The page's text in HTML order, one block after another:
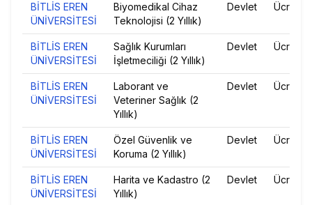
BİTLİS EREN
ÜNİVERSİTESİ
Biyomedikal Cihaz
Teknolojisi (2 Yıllık)
Devlet Ücretsiz
BİTLİS EREN
ÜNİVERSİTESİ
Sağlık Kurumları
İşletmeciliği (2 Yıllık)
Devlet Ücretsiz
BİTLİS EREN
ÜNİVERSİTESİ
Laborant ve
Veteriner Sağlık (2
Yıllık)
Devlet Ücretsiz
BİTLİS EREN
ÜNİVERSİTESİ
Özel Güvenlik ve
Koruma (2 Yıllık)
Devlet Ücretsiz
BİTLİS EREN
ÜNİVERSİTESİ
Harita ve Kadastro (2
Yıllık)
Devlet Ücretsiz